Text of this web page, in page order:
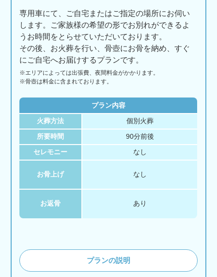
専用車にて、ご自宅またはご指定の場所にお伺い
します。ご家族様の希望の形でお別れができるよ
うお時間をとらせていただいております。
その後、お火葬を行い、骨壺にお骨を納め、すぐ
にご自宅へお届けするプランです。
※エリアによっては出張費、夜間料金がかかります。
※骨壺は料金に含まれております。
プラン内容
火葬方法 個別火葬
所要時間 90分前後
セレモニー なし
お骨上げ なし
お返骨 あり
プランの説明